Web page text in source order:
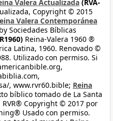
Valera Actualizada (RVA-
Copyright © 2015
Valera Contemporánea
Sociedades Bíblicas
Reina-Valera 1960 ®
Latina, 1960. Renovado ©
Utilizado con permiso. Si
, www.rvr60.bible; Reina
bíblico tomado de La Santa
Copyright © 2017 por
Usado con permiso.